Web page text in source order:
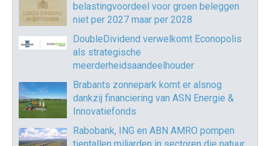
belastingvoordeel voor groen beleggen
niet per 2027 maar per 2028
DoubleDividend verwelkomt Econopolis
als strategische
meerderheidsaandeelhouder
Brabants zonnepark komt er alsnog
dankzij financiering van ASN Energie &
Innovatiefonds
Rabobank, ING en ABN AMRO pompen